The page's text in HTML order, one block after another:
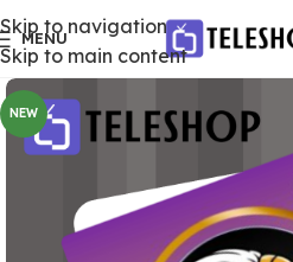
Skip to navigation
Skip to main content
MENU
NEW